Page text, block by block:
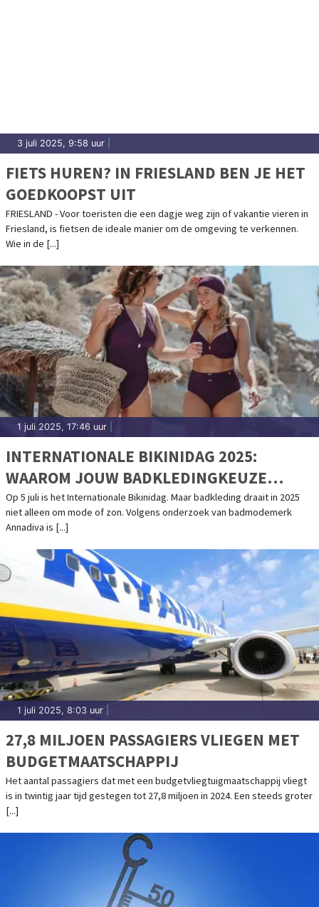
3 juli 2025, 9:58 uur
FIETS HUREN? IN FRIESLAND BEN JE HET
GOEDKOOPST UIT
FRIESLAND - Voor toeristen die een dagje weg zijn of vakantie vieren in
Friesland, is fietsen de ideale manier om de omgeving te verkennen.
Wie in de [...]
1 juli 2025, 17:46 uur
INTERNATIONALE BIKINIDAG 2025:
WAAROM JOUW BADKLEDINGKEUZE
ALLES ZEGT OVER JE ZELFBEELD
Op 5 juli is het Internationale Bikinidag. Maar badkleding draait in 2025
niet alleen om mode of zon. Volgens onderzoek van badmodemerk
Annadiva is [...]
1 juli 2025, 8:03 uur
27,8 MILJOEN PASSAGIERS VLIEGEN MET
BUDGETMAATSCHAPPIJ
Het aantal passagiers dat met een budgetvliegtuigmaatschappij vliegt
is in twintig jaar tijd gestegen tot 27,8 miljoen in 2024. Een steeds groter
[...]